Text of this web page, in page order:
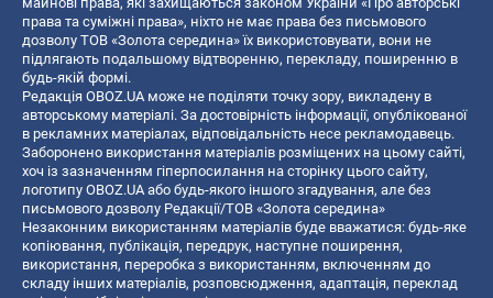
права та суміжні права», ніхто не має права без письмового
дозволу ТОВ «Золота середина» їх використовувати, вони не
підлягають подальшому відтворенню, перекладу, поширенню в
будь-якій формі.
Редакція OBOZ.UA може не поділяти точку зору, викладену в
авторському матеріалі. За достовірність інформації, опублікованої
в рекламних матеріалах, відповідальність несе рекламодавець.
Заборонено використання матеріалів розміщених на цьому сайті,
хоч із зазначенням гіперпосилання на сторінку цього сайту,
логотипу OBOZ.UA або будь-якого іншого згадування, але без
письмового дозволу Редакції/ТОВ «Золота середина»
Незаконним використанням матеріалів буде вважатися: будь-яке
копiювання, публiкацiя, передрук, наступне поширення,
використання, переробка з використанням, включенням до
складу інших матеріалів, розповсюдження, адаптація, переклад